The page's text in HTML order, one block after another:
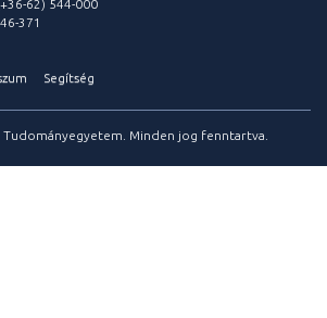
62) 544-000
371
Segítség
Tudományegyetem. Minden jog fenntartva.